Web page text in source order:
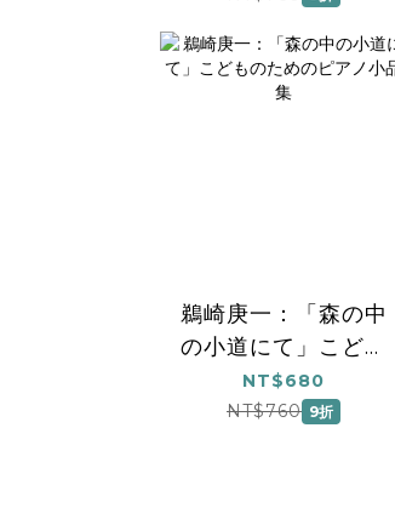
鵜崎庚一：「森の中
の小道にて」こども
のためのピアノ小品
集
NT$680
NT$760 9折